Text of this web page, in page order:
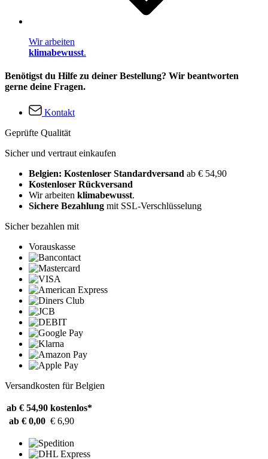
Wir arbeiten
klimabewusst.
Benötigst du Hilfe zu deiner Bestellung? Wir beantworten
gerne deine Fragen.
Kontakt
Geprüfte Qualität
Sicher und vertraut einkaufen
Belgien: Kostenloser Standardversand ab € 54,90
Kostenloser Rückversand
Wir arbeiten klimabewusst.
Sichere Bezahlung mit SSL-Verschlüsselung
Sicher bezahlen mit
Vorauskasse
Versandkosten für Belgien
ab € 54,90 kostenlos*
ab € 0,00 € 6,90